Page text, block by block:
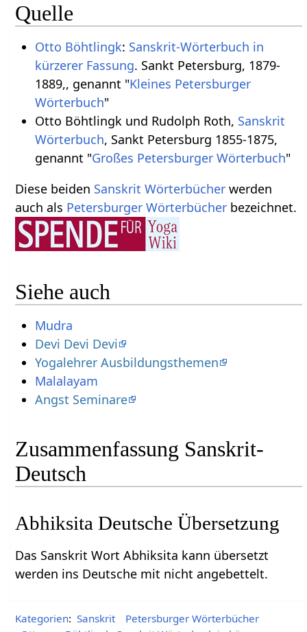
Quelle
Otto Böhtlingk: Sanskrit-Wörterbuch in
kürzerer Fassung. Sankt Petersburg, 1879-
1889,, genannt "Kleines Petersburger
Wörterbuch"
Otto Böhtlingk und Rudolph Roth, Sanskrit
Wörterbuch, Sankt Petersburg 1855-1875,
genannt "Großes Petersburger Wörterbuch"
Diese beiden Sanskrit Wörterbücher werden
auch als Petersburger Wörterbücher bezeichnet.
Siehe auch
Mudra
Devi Devi Devi
Yogalehrer Ausbildungsthemen
Angst Seminare
Zusammenfassung Sanskrit-
Deutsch
Abhiksita Deutsche Übersetzung
Das Sanskrit Wort Abhiksita kann übersetzt
werden ins Deutsche mit nicht angebettelt.
Kategorien: Sanskrit
Petersburger Wörterbücher